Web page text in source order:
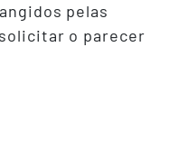
pelas
o parecer